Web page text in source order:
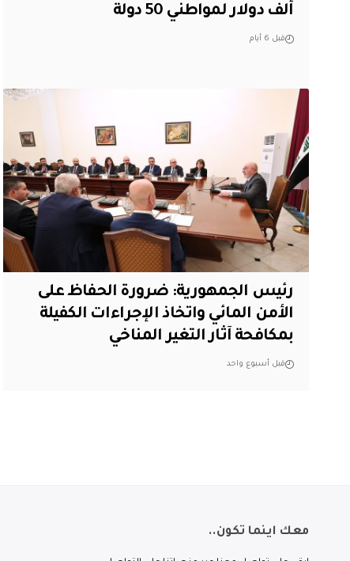
ألف دولار لمواطني 50 دولة
قبل 6 أيام
رئيس الجمهورية: ضرورة الحفاظ على
الأمن المائي واتخاذ الإجراءات الكفيلة
بمكافحة آثار التغير المناخي
قبل أسبوع واحد
معك اينما تكون..